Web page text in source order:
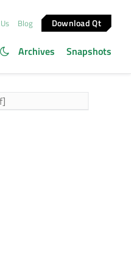
Blog Download Qt
Archives Snapshots